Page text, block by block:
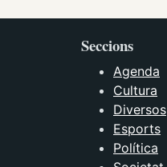
Seccions
Agenda
Cultura
Diversos
Esports
Política